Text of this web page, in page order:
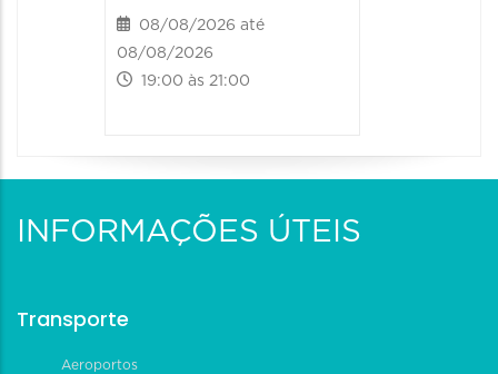
08/08/2026 até
08/08/2026
19:00 às 21:00
INFORMAÇÕES ÚTEIS
Transporte
Aeroportos